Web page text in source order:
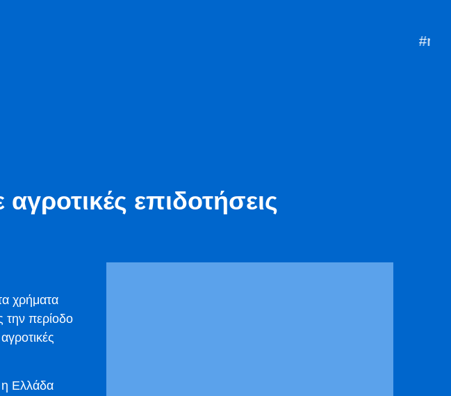
#mazi
επιδοτήσεις
χρήματα
την περίοδο
Ελλάδα